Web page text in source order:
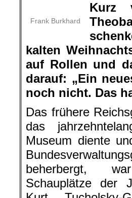
Frank Burkhard
Kurz
kalten
auf Rollen und
darauf: „Ein
noch nicht. Das
Das frühere
das
Museum diente
beherbergt,
Schauplätze der